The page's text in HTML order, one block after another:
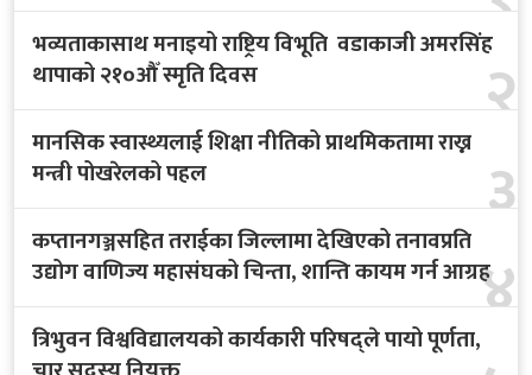
२
भव्यताकासाथ मनाइयो राष्ट्रिय विभूति वडाकाजी अमरसिंह
थापाको २१०औँ स्मृति दिवस
३
मानसिक स्वास्थ्यलाई शिक्षा नीतिको प्राथमिकतामा राख्न
मन्त्री पोखरेलको पहल
४
कप्तानगञ्जसहित तराईका जिल्लामा देखिएको तनावप्रति
उद्योग वाणिज्य महासंघको चिन्ता, शान्ति कायम गर्न आग्रह
त्रिभुवन विश्वविद्यालयको कार्यकारी परिषद्ले पायो पूर्णता,